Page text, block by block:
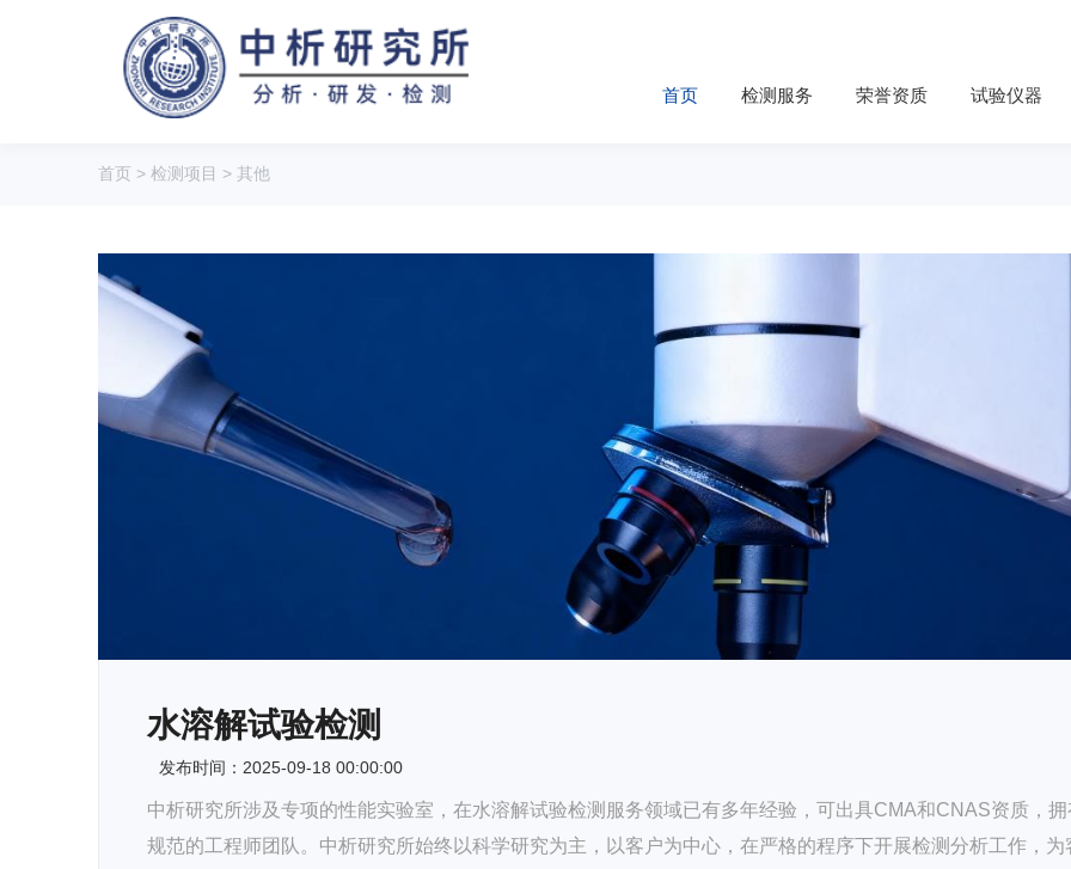
首页 检测服务 荣誉资质 试验仪器
首页 > 检测项目 > 其他
水溶解试验检测
发布时间：2025-09-18 00:00:00
中析研究所涉及专项的性能实验室，在水溶解试验检测服务领域已有多年经验，可出具CMA和CNAS资质，拥
规范的工程师团队。中析研究所始终以科学研究为主，以客户为中心，在严格的程序下开展检测分析工作，为